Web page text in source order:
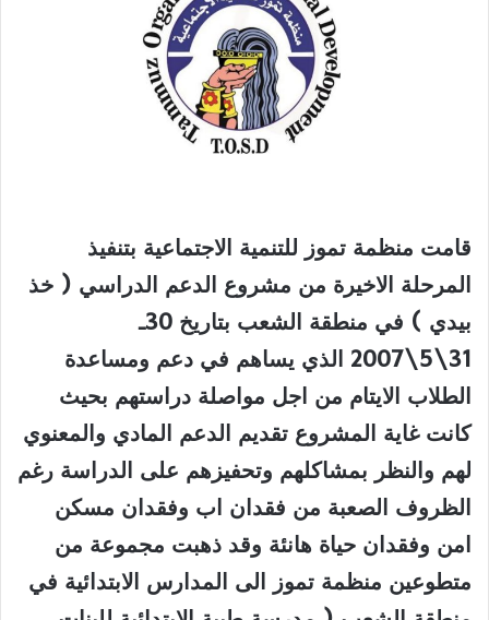
قامت منظمة تموز للتنمية الاجتماعية بتنفيذ
المرحلة الاخيرة من مشروع الدعم الدراسي ( خذ
بيدي ) في منطقة الشعب بتاريخ 30ـ
31\5\2007 الذي يساهم في دعم ومساعدة
الطلاب الايتام من اجل مواصلة دراستهم بحيث
كانت غاية المشروع تقديم الدعم المادي والمعنوي
لهم والنظر بمشاكلهم وتحفيزهم على الدراسة رغم
الظروف الصعبة من فقدان اب وفقدان مسكن
امن وفقدان حياة هانئة وقد ذهبت مجموعة من
متطوعين منظمة تموز الى المدارس الابتدائية في